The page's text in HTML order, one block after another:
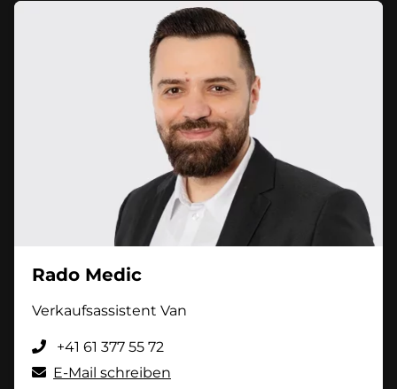
Rado Medic
Verkaufsassistent Van
+41 61 377 55 72
E-Mail schreiben